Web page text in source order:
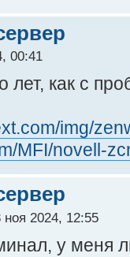
00:41
как с
img/
MFI/novell-
ноя 2024, 12:55
у меня